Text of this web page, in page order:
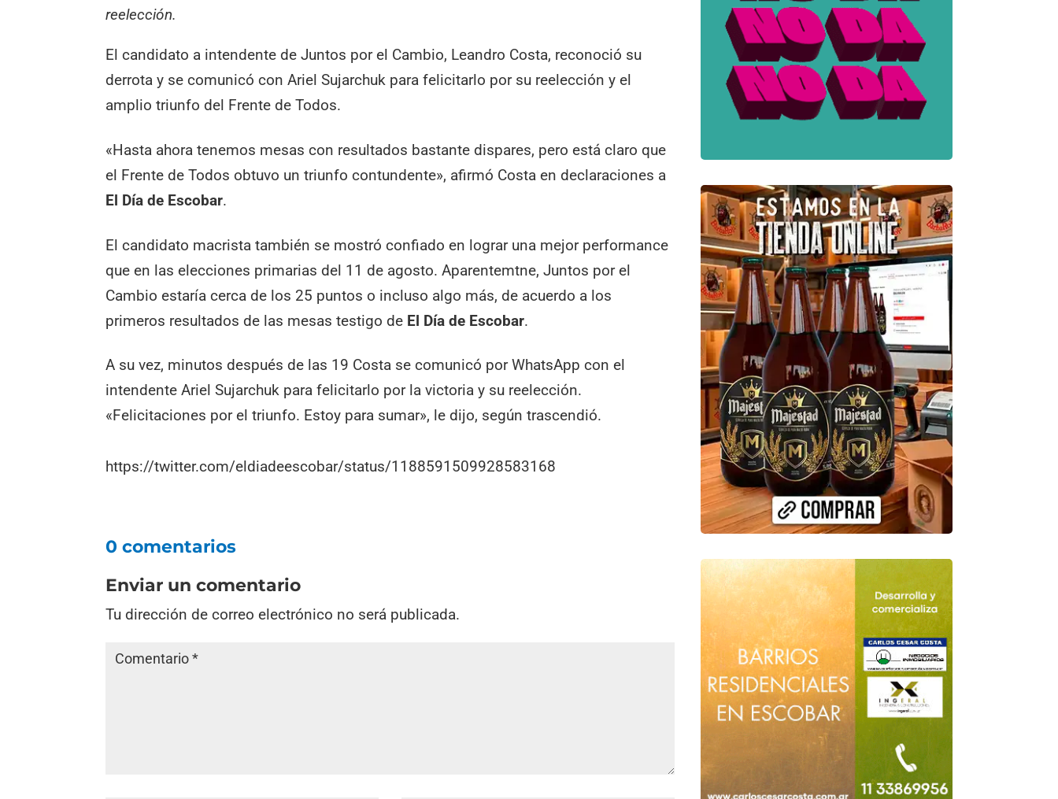
reelección.
El candidato a intendente de Juntos por el Cambio, Leandro Costa, reconoció su
derrota y se comunicó con Ariel Sujarchuk para felicitarlo por su reelección y el
amplio triunfo del Frente de Todos.
«Hasta ahora tenemos mesas con resultados bastante dispares, pero está claro que
el Frente de Todos obtuvo un triunfo contundente», afirmó Costa en declaraciones a
El Día de Escobar.
El candidato macrista también se mostró confiado en lograr una mejor performance
que en las elecciones primarias del 11 de agosto. Aparentemtne, Juntos por el
Cambio estaría cerca de los 25 puntos o incluso algo más, de acuerdo a los
primeros resultados de las mesas testigo de El Día de Escobar.
A su vez, minutos después de las 19 Costa se comunicó por WhatsApp con el
intendente Ariel Sujarchuk para felicitarlo por la victoria y su reelección.
«Felicitaciones por el triunfo. Estoy para sumar», le dijo, según trascendió.
https://twitter.com/eldiadeescobar/status/1188591509928583168
0 comentarios
Enviar un comentario
Tu dirección de correo electrónico no será publicada.